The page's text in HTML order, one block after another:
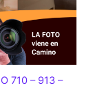
710 – 913 –